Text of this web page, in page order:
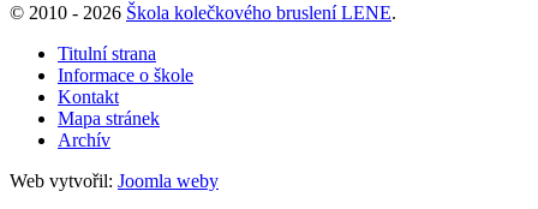
© 2010 - 2026 Škola kolečkového bruslení LENE.
Titulní strana
Informace o škole
Kontakt
Mapa stránek
Archív
Web vytvořil: Joomla weby